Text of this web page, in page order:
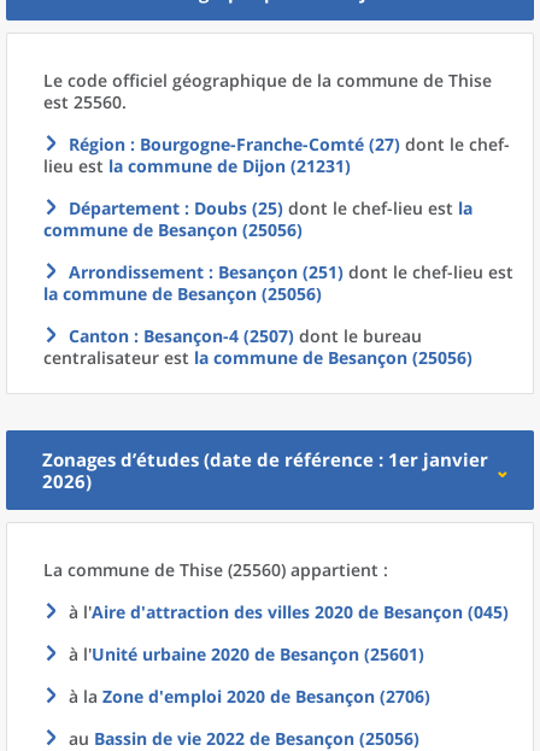
Le code officiel géographique de la commune de Thise
est 25560.
Région : Bourgogne-Franche-Comté (27) dont le chef-
lieu est la commune de Dijon (21231)
Département : Doubs (25) dont le chef-lieu est la
commune de Besançon (25056)
Arrondissement : Besançon (251) dont le chef-lieu est
la commune de Besançon (25056)
Canton : Besançon-4 (2507) dont le bureau
centralisateur est la commune de Besançon (25056)
Zonages d’études (date de référence : 1er janvier
2026)
La commune de Thise (25560) appartient :
à l'Aire d'attraction des villes 2020 de Besançon (045)
à l'Unité urbaine 2020 de Besançon (25601)
à la Zone d'emploi 2020 de Besançon (2706)
au Bassin de vie 2022 de Besançon (25056)